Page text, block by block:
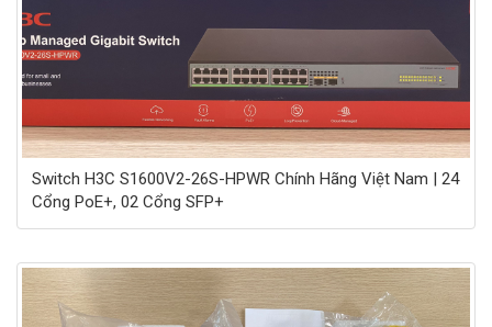
Switch H3C S1600V2-26S-HPWR Chính Hãng Việt Nam | 24
Cổng PoE+, 02 Cổng SFP+